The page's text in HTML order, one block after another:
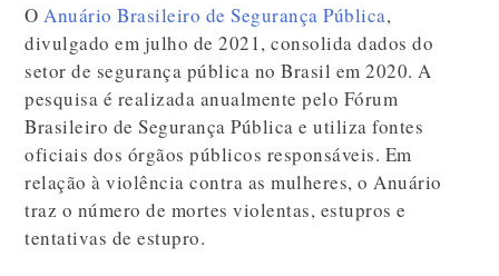
OAnuário Brasileiro de Segurança Pública,
divulgado em julho de 2021, consolida dados do
setor de segurança pública no Brasil em 2020. A
pesquisa é realizada anualmente pelo Fórum
Brasileiro de Segurança Pública e utiliza fontes
oficiais dos órgãos públicos responsáveis. Em
relação à violência contra as mulheres, o Anuário
traz o número de mortes violentas, estupros e
tentativas de estupro.